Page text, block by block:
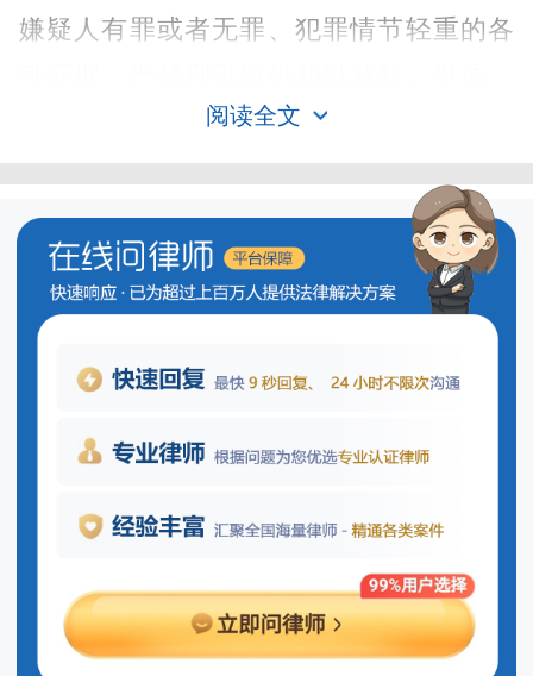
嫌疑人有罪或者无罪、犯罪情节轻重的各
欺骗以及其他非法方法收集证据，不得强
迫任何人证实自己有罪。必须保证一切与
案件有关或者了解案情的公民，有客观地
充分地提供证据的条件，除特殊情况外，
可以吸收他们协助调查。
自首前逃跑再自首算不算自首行为？
阅读全文